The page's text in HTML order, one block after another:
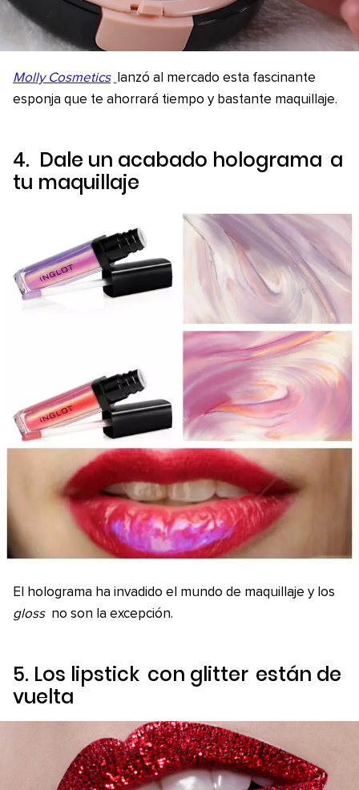
Molly Cosmetics
lanzó al mercado esta fascinante
esponja que te ahorrará tiempo y bastante maquillaje.
4. Dale un acabado holograma a
tu maquillaje
El holograma ha invadido el mundo de maquillaje y los
gloss no son la excepción.
5. Los lipstick con glitter están de
vuelta